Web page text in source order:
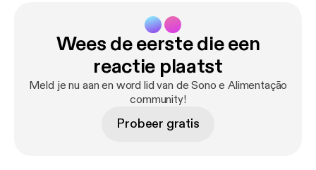
Wees de eerste die een
reactie plaatst
Meld je nu aan en word lid van de Sono e Alimentação
community!
Probeer gratis